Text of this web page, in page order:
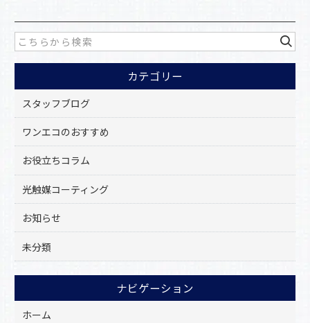
e
b
o
o
k
カテゴリー
スタッフブログ
ワンエコのおすすめ
お役立ちコラム
光触媒コーティング
お知らせ
未分類
ナビゲーション
ホーム